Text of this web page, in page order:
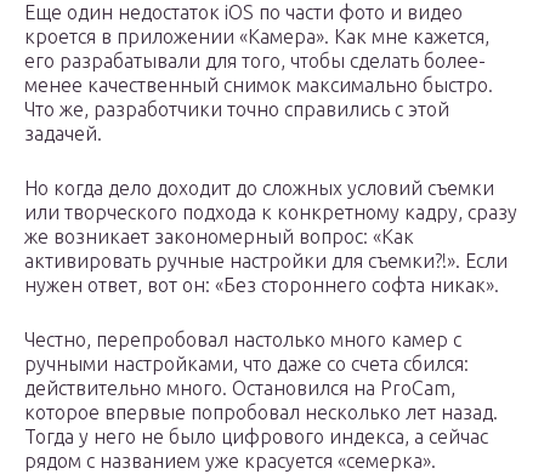
Еще один недостаток iOS по части фото и видео
кроется в приложении «Камера». Как мне кажется,
его разрабатывали для того, чтобы сделать более-
менее качественный снимок максимально быстро.
Что же, разработчики точно справились с этой
задачей.
Но когда дело доходит до сложных условий съемки
или творческого подхода к конкретному кадру, сразу
же возникает закономерный вопрос: «Как
активировать ручные настройки для съемки?!». Если
нужен ответ, вот он: «Без стороннего софта никак».
Честно, перепробовал настолько много камер с
ручными настройками, что даже со счета сбился:
действительно много. Остановился на ProCam,
которое впервые попробовал несколько лет назад.
Тогда у него не было цифрового индекса, а сейчас
рядом с названием уже красуется «семерка».